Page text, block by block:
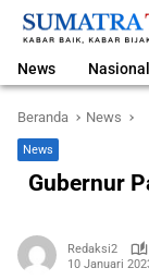
Langsung
News Nasional
Beranda News
News
Gubernur
Redaksi2
10 Januari